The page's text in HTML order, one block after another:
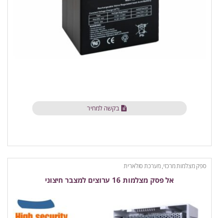
בקשה למחיר
ספק מצלמות מרכזי, מערכת סולארית
אל פסק מצלמות 16 ערוצים למצבר חיצוני